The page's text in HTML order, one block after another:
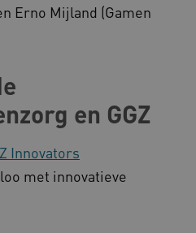
Erno Mijland (Gamen
en GGZ
Innovators
met innovatieve
.kennispleingehandicaptensector.nl
.kennispleingehandicaptensector.nl
Amazon.com Inc.